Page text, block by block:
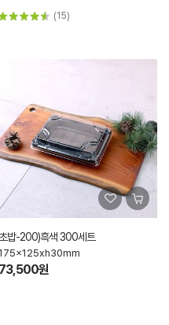
(15)
초밥-200)흑색 300세트
73,500원